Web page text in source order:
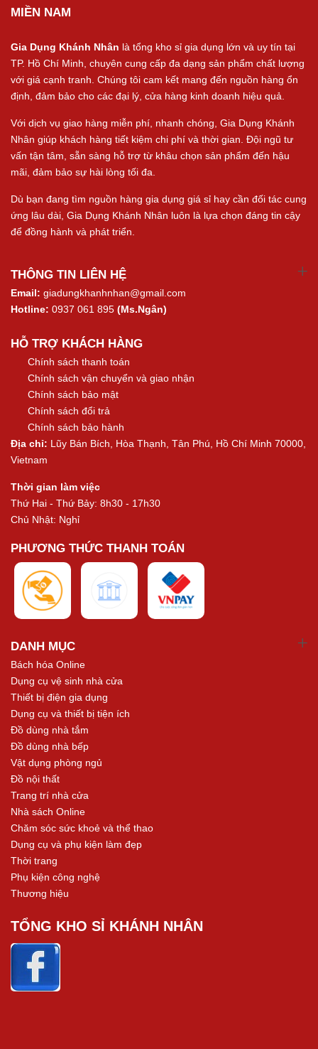
MIỀN NAM
Gia Dụng Khánh Nhân là tổng kho sỉ gia dụng lớn và uy tín tại
TP. Hồ Chí Minh, chuyên cung cấp đa dạng sản phẩm chất lượng
với giá cạnh tranh. Chúng tôi cam kết mang đến nguồn hàng ổn
định, đảm bảo cho các đại lý, cửa hàng kinh doanh hiệu quả.
Với dịch vụ giao hàng miễn phí, nhanh chóng, Gia Dụng Khánh
Nhân giúp khách hàng tiết kiệm chi phí và thời gian. Đội ngũ tư
vấn tận tâm, sẵn sàng hỗ trợ từ khâu chọn sản phẩm đến hậu
mãi, đảm bảo sự hài lòng tối đa.
Dù bạn đang tìm nguồn hàng gia dụng giá sỉ hay cần đối tác cung
ứng lâu dài, Gia Dụng Khánh Nhân luôn là lựa chọn đáng tin cậy
để đồng hành và phát triển.
THÔNG TIN LIÊN HỆ
Email: giadungkhanhnhan@gmail.com
Hotline: 0937 061 895 (Ms.Ngân)
HỖ TRỢ KHÁCH HÀNG
Chính sách thanh toán
Chính sách vận chuyển và giao nhận
Chính sách bảo mật
Chính sách đổi trả
Chính sách bảo hành
Địa chỉ: Lũy Bán Bích, Hòa Thạnh, Tân Phú, Hồ Chí Minh 70000,
Vietnam
Thời gian làm việc
Thứ Hai - Thứ Bảy: 8h30 - 17h30
Chủ Nhật: Nghỉ
PHƯƠNG THỨC THANH TOÁN
DANH MỤC
Bách hóa Online
Dụng cụ vệ sinh nhà cửa
Thiết bị điện gia dụng
Dụng cụ và thiết bị tiện ích
Đồ dùng nhà tắm
Đồ dùng nhà bếp
Vật dụng phòng ngủ
Đồ nội thất
Trang trí nhà cửa
Nhà sách Online
Chăm sóc sức khoẻ và thể thao
Dụng cụ và phụ kiện làm đẹp
Thời trang
Phụ kiện công nghệ
Thương hiệu
TỔNG KHO SỈ KHÁNH NHÂN